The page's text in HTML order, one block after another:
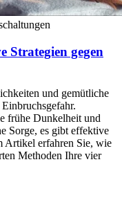
Strategien gegen
und gemütliche
frühe Dunkelheit und
Sorge, es gibt effektive
Artikel erfahren Sie, wie
Methoden Ihre vier